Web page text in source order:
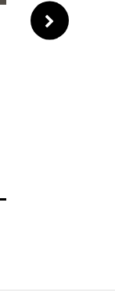
22號提案 –